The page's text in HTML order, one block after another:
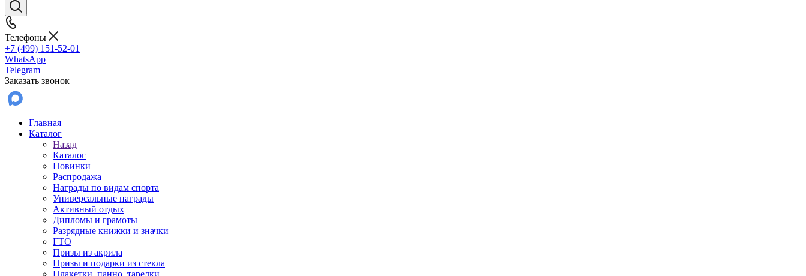
Телефоны
+7 (499) 151-52-01
WhatsApp
Telegram
Заказать звонок
Главная
Каталог
Назад
Каталог
Новинки
Распродажа
Награды по видам спорта
Универсальные награды
Активный отдых
Дипломы и грамоты
Разрядные книжки и значки
ГТО
Призы из акрила
Призы и подарки из стекла
Плакетки, панно, тарелки